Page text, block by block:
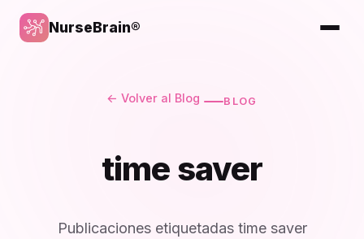
NurseBrain®
← Volver al Blog BLOG
time saver
Publicaciones etiquetadas time saver